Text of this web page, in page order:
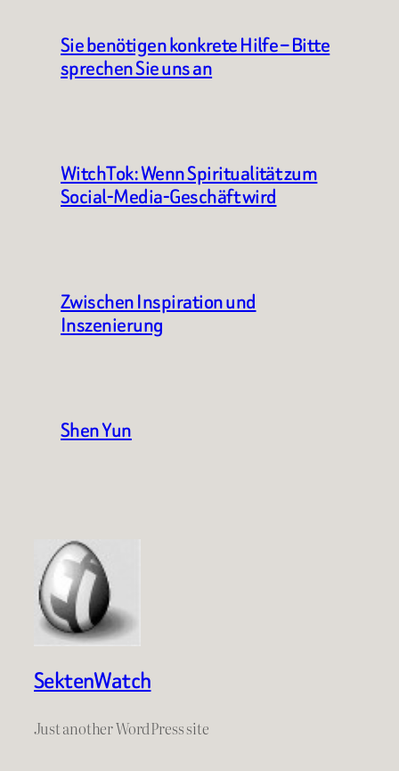
Sie benötigen konkrete Hilfe – Bitte
sprechen Sie uns an
WitchTok: Wenn Spiritualität zum
Social-Media-Geschäft wird
Zwischen Inspiration und
Inszenierung
Shen Yun
SektenWatch
Just another WordPress site